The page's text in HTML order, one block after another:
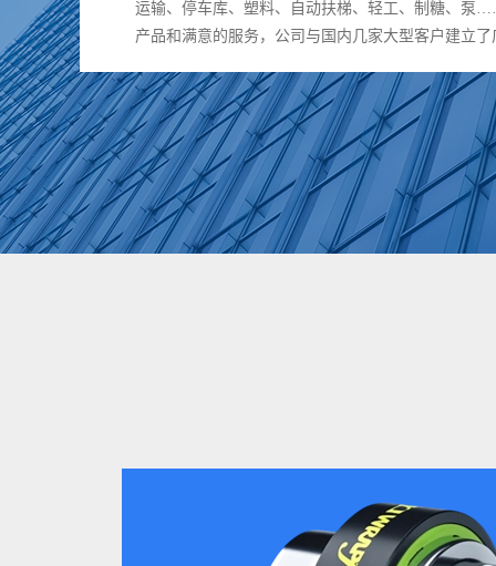
运输、停车库、塑料、自动扶梯、轻工、制糖、泵
产品和满意的服务，公司与国内几家大型客户建立